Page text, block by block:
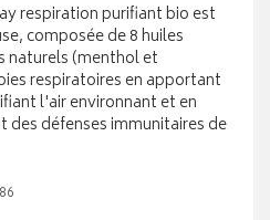
respiration purifiant bio est
composée de 8 huiles
naturels (menthol et
respiratoires en apportant
l'air environnant et en
défenses immunitaires de